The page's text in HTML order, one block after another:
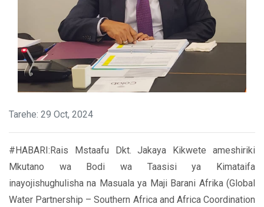
Tarehe: 29 Oct, 2024
#HABARI:Rais Mstaafu Dkt. Jakaya Kikwete ameshiriki
Mkutano wa Bodi wa Taasisi ya Kimataifa
inayojishughulisha na Masuala ya Maji Barani Afrika (Global
Water Partnership – Southern Africa and Africa Coordination